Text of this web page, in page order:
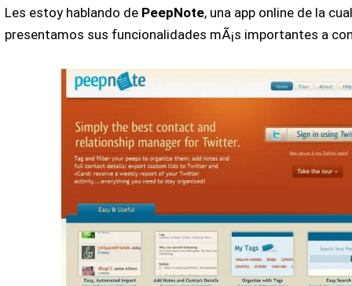
Les estoy hablando de PeepNote, una app online de la
presentamos sus funcionalidades mÃ¡s importantes a